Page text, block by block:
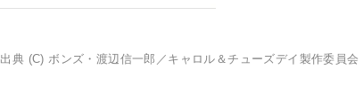
出典 (C) ボンズ・渡辺信一郎／キャロル＆チューズデイ製作委員会